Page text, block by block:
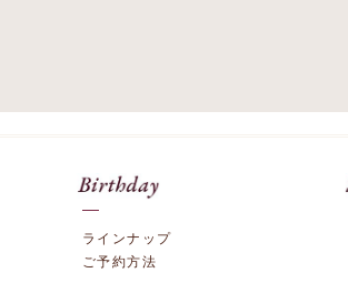
ラインナップ
ご予約方法